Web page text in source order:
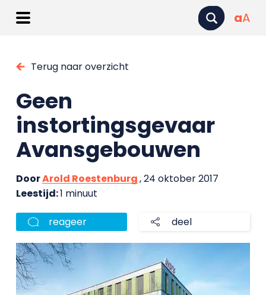
aA
Terug naar overzicht
Geen
instortingsgevaar
Avansgebouwen
DoorArold Roestenburg, 24 oktober 2017
Leestijd:1 minuut
reageer deel